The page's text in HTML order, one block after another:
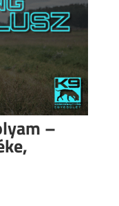
–